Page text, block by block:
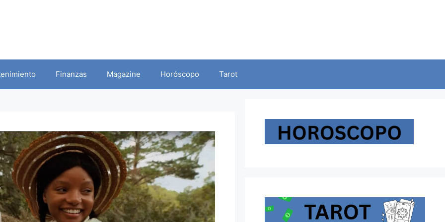
Finanzas Magazine Horóscopo Tarot